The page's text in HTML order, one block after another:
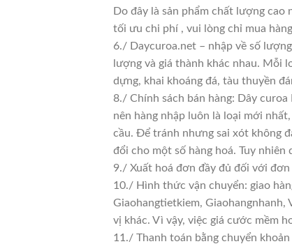
Do đây là sản phẩm chất lượng cao
tối ưu chi phí , vui lòng chỉ mua
6./ Daycuroa.net – nhập về số
lượng và giá thành khác nhau. Mỗi
dựng, khai khoáng đá, tàu thuyền
8./ Chính sách bán hàng: Dây
nên hàng nhập luôn là loại mới
cầu. Để tránh nhưng sai xót không
đổi cho một số hàng hoá. Tuy
9./ Xuất hoá đơn đầy đủ đối với
10./ Hình thức vận chuyển: giao
Giaohangtietkiem,
vị khác. Vì vậy, việc giá cước mềm
11./ Thanh toán bằng chuyển